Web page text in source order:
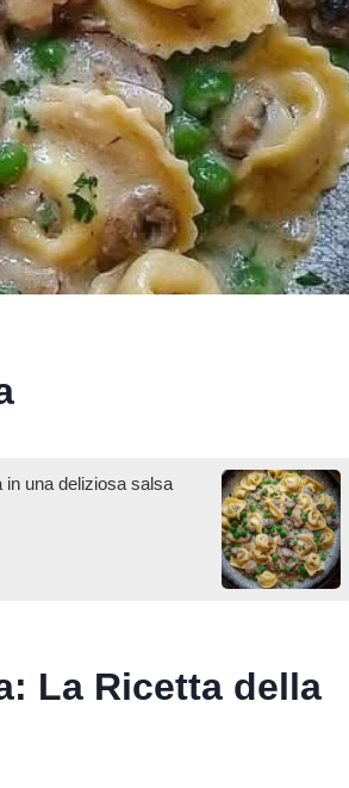
in una deliziosa salsa
La Ricetta della